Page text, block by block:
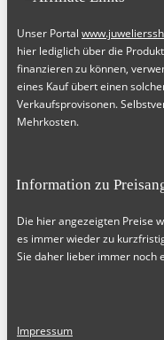
Unser Portal
hier lediglich über die
finanzieren zu können,
eines Kauf übert einen
Verkaufsprovisonen.
Mehrkosten.
Information zu
Die hier angezeigten Preise
es immer wieder zu
Sie daher lieber immer noch
Impressum